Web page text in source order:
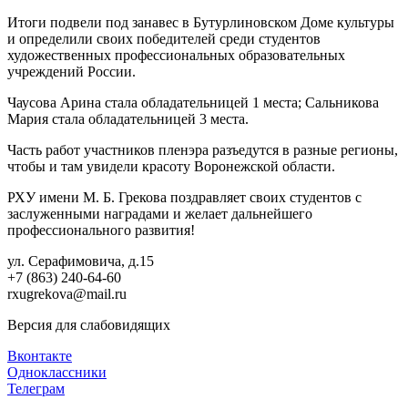
Итоги подвели под занавес в Бутурлиновском Доме культуры
и определили своих победителей среди студентов
художественных профессиональных образовательных
учреждений России.
Чаусова Арина стала обладательницей 1 места; Сальникова
Мария стала обладательницей 3 места.
Часть работ участников пленэра разъедутся в разные регионы,
чтобы и там увидели красоту Воронежской области.
РХУ имени М. Б. Грекова поздравляет своих студентов с
заслуженными наградами и желает дальнейшего
профессионального развития!
ул. Серафимовича, д.15
+7 (863) 240-64-60
rxugrekova@mail.ru
Версия для слабовидящих
Вконтакте
Одноклассники
Телеграм